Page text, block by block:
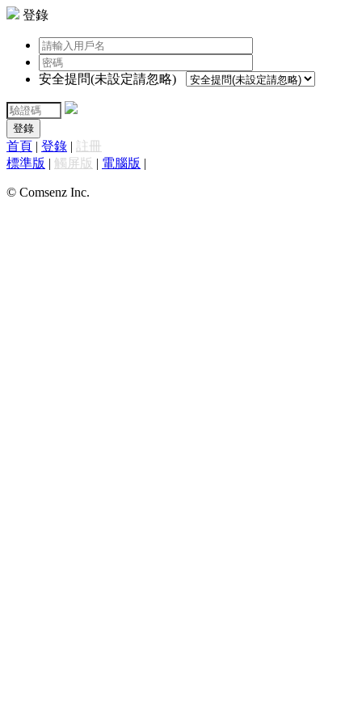
登錄
安全提問(未設定請忽略)
登錄
首頁 | 登錄 | 註冊
標準版 | 觸屏版 | 電腦版 |
© Comsenz Inc.